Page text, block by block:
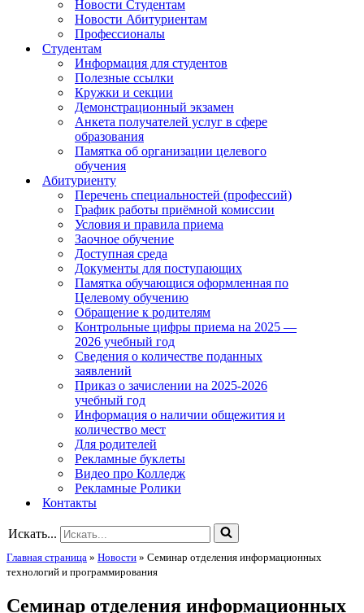
Новости Студентам
Новости Абитуриентам
Профессионалы
Студентам
Информация для студентов
Полезные ссылки
Кружки и секции
Демонстрационный экзамен
Анкета получателей услуг в сфере
образования
Памятка об организации целевого
обучения
Абитуриенту
Перечень специальностей (профессий)
График работы приёмной комиссии
Условия и правила приема
Заочное обучение
Доступная среда
Документы для поступающих
Памятка обучающися оформленная по
Целевому обучению
Обращение к родителям
Контрольные цифры приема на 2025 —
2026 учебный год
Сведения о количестве поданных
заявлений
Приказ о зачислении на 2025-2026
учебный год
Информация о наличии общежития и
количество мест
Для родителей
Рекламные буклеты
Видео про Колледж
Рекламные Ролики
Контакты
Искать...
Главная страница » Новости » Семинар отделения информационных
технологий и программирования
Семинар отделения информационных